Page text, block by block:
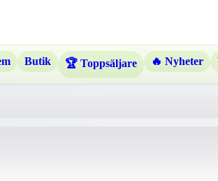
Butik 🏆 Toppsäljare 🔥 Nyheter